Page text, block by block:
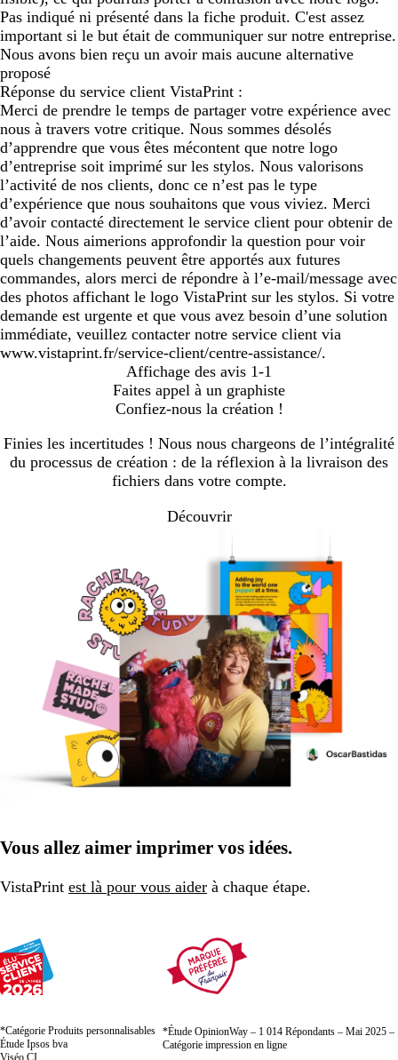
Pas indiqué ni présenté dans la fiche produit. C'est assez
important si le but était de communiquer sur notre entreprise.
Nous avons bien reçu un avoir mais aucune alternative
proposé
Réponse du service client VistaPrint :
Merci de prendre le temps de partager votre expérience avec
nous à travers votre critique. Nous sommes désolés
d’apprendre que vous êtes mécontent que notre logo
d’entreprise soit imprimé sur les stylos. Nous valorisons
l’activité de nos clients, donc ce n’est pas le type
d’expérience que nous souhaitons que vous viviez. Merci
d’avoir contacté directement le service client pour obtenir de
l’aide. Nous aimerions approfondir la question pour voir
quels changements peuvent être apportés aux futures
commandes, alors merci de répondre à l’e-mail/message avec
des photos affichant le logo VistaPrint sur les stylos. Si votre
demande est urgente et que vous avez besoin d’une solution
immédiate, veuillez contacter notre service client via
www.vistaprint.fr/service-client/centre-assistance/.
Affichage des avis 1-1
Faites appel à un graphiste
Confiez-nous la création !
Finies les incertitudes ! Nous nous chargeons de l’intégralité
du processus de création : de la réflexion à la livraison des
fichiers dans votre compte.
Découvrir
Vous allez aimer imprimer vos idées.
VistaPrint est là pour vous aider à chaque étape.
*Catégorie Produits personnalisables
Étude Ipsos bva
Viséo CI
*Étude OpinionWay – 1 014 Répondants – Mai 2025 –
Catégorie impression en ligne